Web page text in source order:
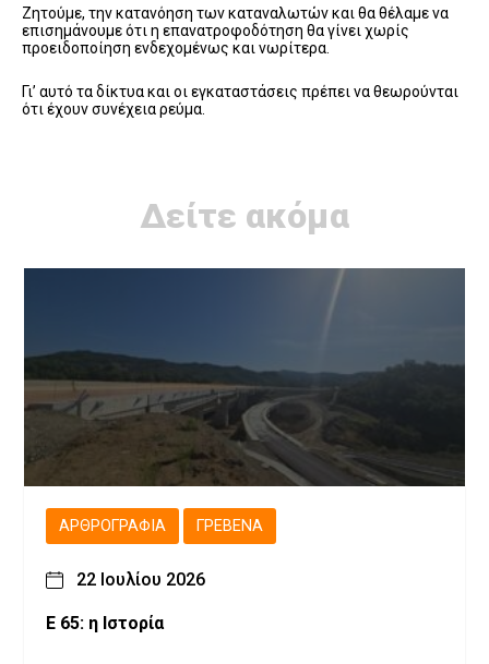
Ζητούμε, την κατανόηση των καταναλωτών και θα θέλαμε να
επισημάνουμε ότι η επανατροφοδότηση θα γίνει χωρίς
προειδοποίηση ενδεχομένως και νωρίτερα.
Γι’ αυτό τα δίκτυα και οι εγκαταστάσεις πρέπει να θεωρούνται
ότι έχουν συνέχεια ρεύμα.
Δείτε ακόμα
ΑΡΘΡΟΓΡΑΦΊΑ ΓΡΕΒΕΝΆ
22 Ιουλίου 2026
Ε 65: η Ιστορία